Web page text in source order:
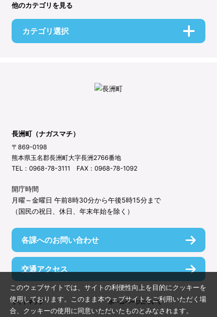
他のカテゴリを見る
カテゴリ選択
長洲町（ナガスマチ）
〒869-0198
熊本県玉名郡長洲町大字長洲2766番地
TEL：0968-78-3111 FAX：0968-78-1092
開庁時間
月曜～金曜日 午前8時30分から午後5時15分まで
（国民の祝日、休日、年末年始を除く）
各課へのお問い合わせ
交通アクセス
サイトマップ ホームページについて
このウェブサイトでは、サイトの利便性向上を目的にクッキーを
使用しております。このまま本ウェブサイトをご利用いただく場
合、クッキーの使用に同意いただいたものとみなされます。